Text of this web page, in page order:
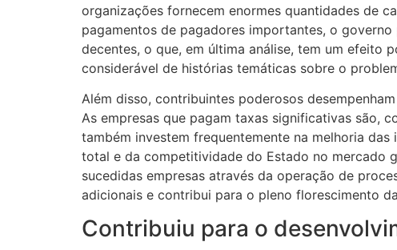
organizações fornecem enormes quantidades de
pagamentos de pagadores importantes, o
decentes, o que, em última análise, tem um efeito
considerável de histórias temáticas sobre o
Além disso, contribuintes poderosos
As empresas que pagam taxas significativas são,
também investem frequentemente na melhoria
total e da competitividade do Estado no mercado
sucedidas empresas através da operação de
adicionais e contribui para o pleno florescimento
Contribuiu para o